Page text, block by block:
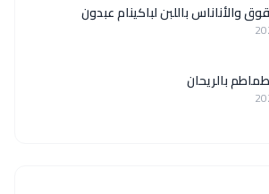
والأناناس باللبن لباكينام عبدون
بالريحان